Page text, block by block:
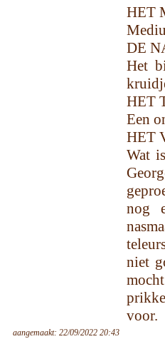
HET
DE
Het
HET
Een
HET
Wat
nog
niet
voor.
aangemaakt: 22/09/2022 20:43